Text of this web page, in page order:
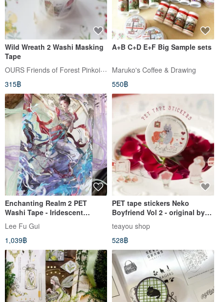
Wild Wreath 2 Washi Masking
Tape
OURS Friends of Forest Pinkoi Shop
315฿
A+B C+D E+F Big Sample sets
Maruko's Coffee & Drawing
550฿
Enchanting Realm 2 PET
Washi Tape - Iridescent
Sheen, 10m Roll
Lee Fu Gui
1,039฿
PET tape stickers Neko
Boyfriend Vol 2 - original by
teayoushop
teayou shop
528฿